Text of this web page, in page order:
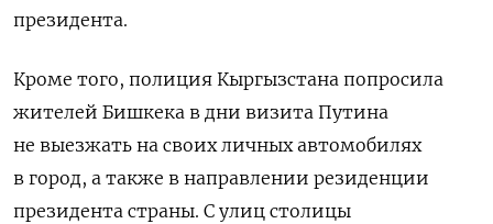
президента.
Кроме того, полиция Кыргызстана попросила
жителей Бишкека в дни визита Путина
не выезжать на своих личных автомобилях
в город, а также в направлении резиденции
президента страны. С улиц столицы